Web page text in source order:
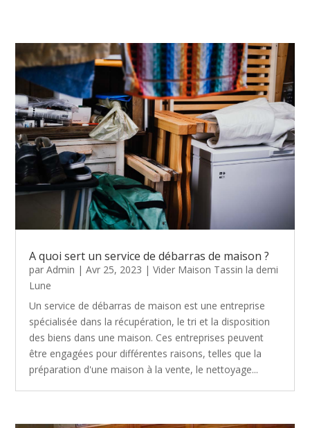
A quoi sert un service de débarras de maison ?
parAdmin |Avr 25, 2023 |Vider Maison Tassin la demi
Lune
Un service de débarras de maison est une entreprise
spécialisée dans la récupération, le tri et la disposition
des biens dans une maison. Ces entreprises peuvent
être engagées pour différentes raisons, telles que la
préparation d'une maison à la vente, le nettoyage...